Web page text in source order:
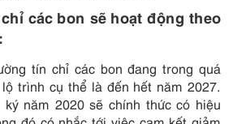
các bon sẽ hoạt động theo
tín chỉ các bon đang trong quá
trình cụ thể là đến hết năm 2027.
năm 2020 sẽ chính thức có hiệu